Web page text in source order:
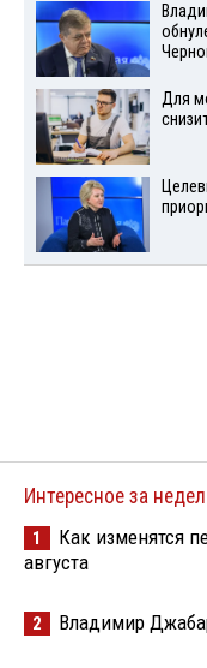
Для
Интересное за
1
Как изменятся
августа
2 Владимир